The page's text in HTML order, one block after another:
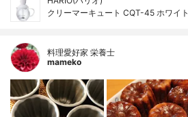
クリーマーキュート CQT-45 ホワイト
料理愛好家 栄養士
mameko